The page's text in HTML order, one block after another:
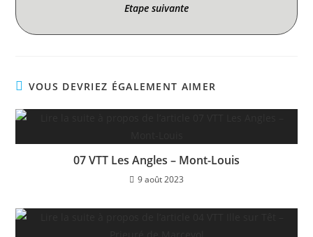
Etape suivante
VOUS DEVRIEZ ÉGALEMENT AIMER
07 VTT Les Angles – Mont-Louis
9 août 2023